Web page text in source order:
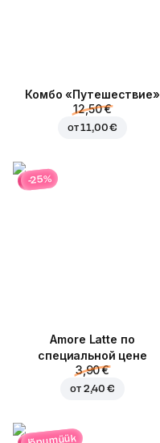
Комбо «Путешествие»
12,50 €
от11,00 €
-25%
Amore Latte по
специальной цене
3,90 €
от 2,40 €